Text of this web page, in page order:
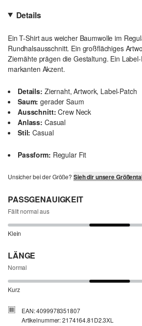
Details
Ein T-Shirt aus weicher Baumwolle im
Rundhalsausschnitt. Ein großflächiges
Ziernähte prägen die Gestaltung. Ein
markanten Akzent.
Details: Ziernaht, Artwork, Label-Patch
Saum: gerader Saum
Ausschnitt: Crew Neck
Anlass: Casual
Stil: Casual
Passform: Regular Fit
Unsicher bei der Größe? Sieh dir unsere
PASSGENAUIGKEIT
Fällt normal aus
Klein
LÄNGE
Normal
Kurz
EAN: 4099978351807
Artikelnummer: 2174164.81D2.3XL